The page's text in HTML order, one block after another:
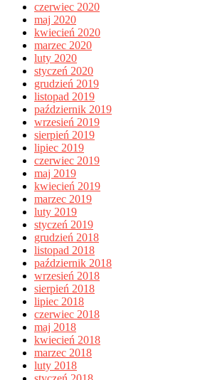
czerwiec 2020
maj 2020
kwiecień 2020
marzec 2020
luty 2020
styczeń 2020
grudzień 2019
listopad 2019
październik 2019
wrzesień 2019
sierpień 2019
lipiec 2019
czerwiec 2019
maj 2019
kwiecień 2019
marzec 2019
luty 2019
styczeń 2019
grudzień 2018
listopad 2018
październik 2018
wrzesień 2018
sierpień 2018
lipiec 2018
czerwiec 2018
maj 2018
kwiecień 2018
marzec 2018
luty 2018